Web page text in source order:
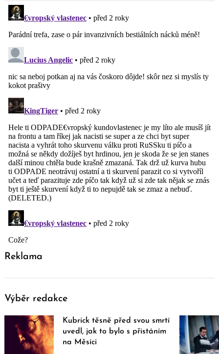
Reklama
Výběr redakce
Kubrick těsně před svou smrtí
uvedl, jak to bylo s přistáním
na Měsíci